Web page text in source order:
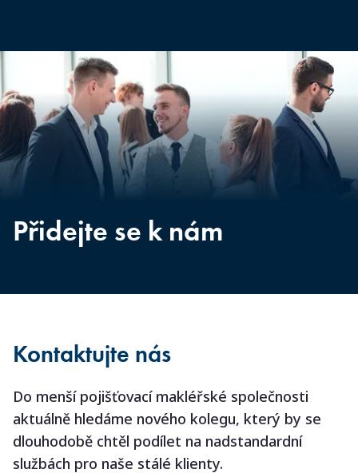
Přidejte se k nám
Kontaktujte nás
Do menší pojišťovací makléřské společnosti
aktuálně hledáme nového kolegu, který by se
dlouhodobě chtěl podílet na nadstandardní
službách pro naše stálé klienty.